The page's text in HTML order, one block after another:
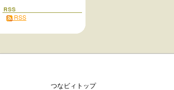
RSS
RSS
つなビィトップ